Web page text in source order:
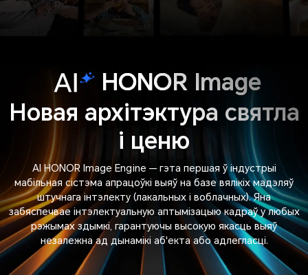
HONOR Image
Новая архітэктура святла
і ценю
AI HONOR Image Engine — гэта першая ў індустрыі
мабільная сістэма апрацоўкі выяў на базе вялікіх мадэляў
штучнага інтэлекту (лакальных і воблачных). Яна
забяспечвае інтэлектуальную аптымізацыю кадраў у любых
рэжымах здымкі, гарантуючы высокую якасць выяў
незалежна ад дынамікі аб'екта або адлегласці.